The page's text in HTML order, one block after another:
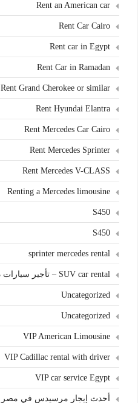
Rent an American car
Rent Car Cairo
Rent car in Egypt
Rent Car in Ramadan
Rent Grand Cherokee or similar
Rent Hyundai Elantra
Rent Mercedes Car Cairo
Rent Mercedes Sprinter
Rent Mercedes V-CLASS
Renting a Mercedes limousine
S450
S450
sprinter mercedes rental
SUV car rental – تأجير سيارات دفع رباعي 4*4 مع سائق
Uncategorized
Uncategorized
VIP American Limousine
VIP Cadillac rental with driver
VIP car service Egypt
أحدث إيجار مرسيدس في مصر